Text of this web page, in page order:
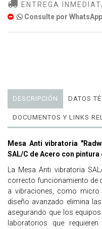
ENTREGA
Consulte por WhatsApp
DESCRIPCIÓN DATOS
DOCUMENTOS Y LINKS
Mesa Anti vibratoria
SAL/C de Acero con pintura
La Mesa Anti vibratoria
correcto funcionamiento de
a vibraciones, como micro
diseño avanzado elimina
asegurando que los
laboratorios que